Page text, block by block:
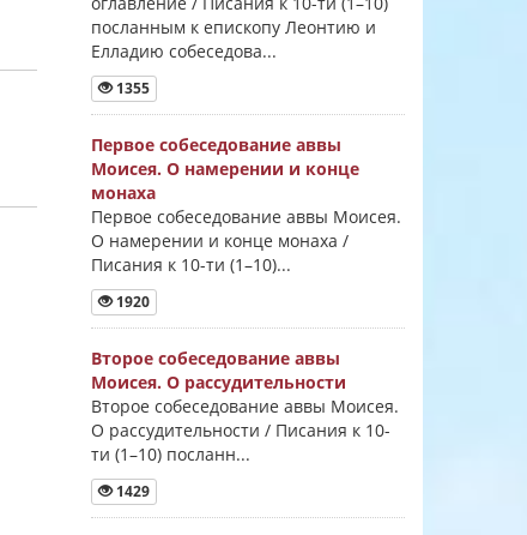
посланным к епископу Леонтию и
Елладию собеседова...
1355
Первое собеседование аввы
Моисея. О намерении и конце
монаха
Первое собеседование аввы Моисея.
О намерении и конце монаха /
Писания к 10-ти (1–10)...
1920
Второе собеседование аввы
Моисея. О рассудительности
Второе собеседование аввы Моисея.
О рассудительности / Писания к 10-
ти (1–10) посланн...
1429